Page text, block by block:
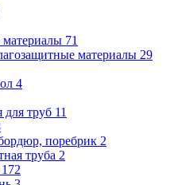
71
материалы 29
4
для труб 11
поребрик 2
труба 2
172